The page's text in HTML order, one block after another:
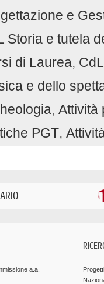
e
Storia e tutela
di Laurea,
e dello
, Attività
PGT,
a.a.